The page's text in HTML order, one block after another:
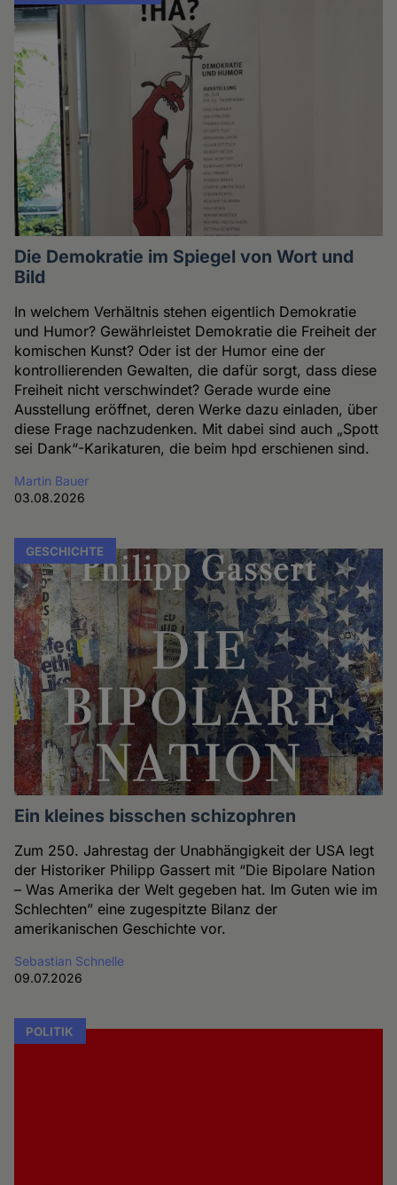
Die Demokratie im Spiegel von Wort und
Bild
In welchem Verhältnis stehen eigentlich Demokratie
und Humor? Gewährleistet Demokratie die Freiheit der
komischen Kunst? Oder ist der Humor eine der
kontrollierenden Gewalten, die dafür sorgt, dass diese
Freiheit nicht verschwindet? Gerade wurde eine
Ausstellung eröffnet, deren Werke dazu einladen, über
diese Frage nachzudenken. Mit dabei sind auch „Spott
sei Dank“-Karikaturen, die beim hpd erschienen sind.
Martin Bauer
03.08.2026
GESCHICHTE
Ein kleines bisschen schizophren
Zum 250. Jahrestag der Unabhängigkeit der USA legt
der Historiker Philipp Gassert mit “Die Bipolare Nation
– Was Amerika der Welt gegeben hat. Im Guten wie im
Schlechten” eine zugespitzte Bilanz der
amerikanischen Geschichte vor.
Sebastian Schnelle
09.07.2026
POLITIK